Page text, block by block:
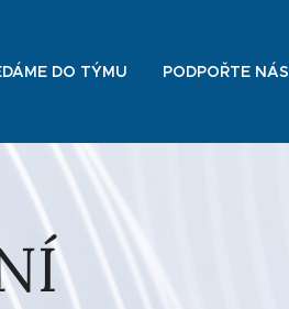
DO TÝMU PODPOŘTE NÁS